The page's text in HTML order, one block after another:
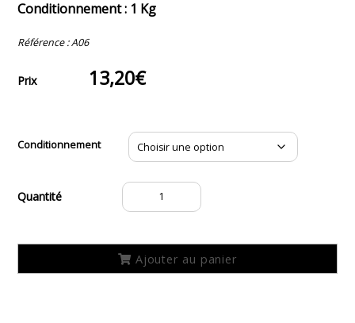
Conditionnement : 1 Kg
Référence :A06
Prix 13,20€
Conditionnement
quantité
Sulfate
Ajouter au panier